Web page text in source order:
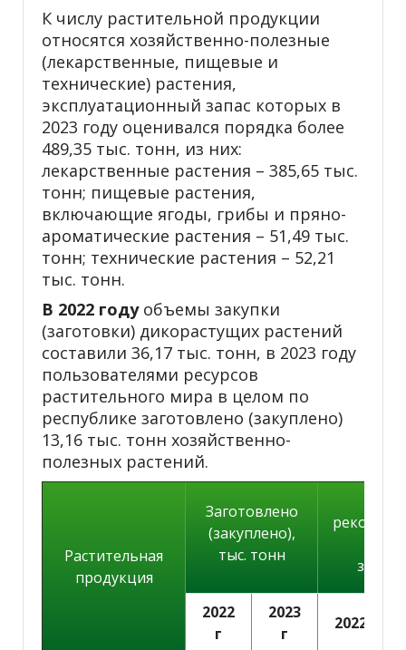
К числу растительной продукции
относятся хозяйственно-полезные
(лекарственные, пищевые и
технические) растения,
эксплуатационный запас которых в
2023 году оценивался порядка более
489,35 тыс. тонн, из них:
лекарственные растения – 385,65 тыс.
тонн; пищевые растения,
включающие ягоды, грибы и пряно-
ароматические растения – 51,49 тыс.
тонн; технические растения – 52,21
тыс. тонн.
В 2022 годуобъемы закупки
(заготовки) дикорастущих растений
составили 36,17 тыс. тонн, в 2023 году
пользователями ресурсов
растительного мира в целом по
республике заготовлено (закуплено)
13,16 тыс. тонн хозяйственно-
полезных растений.
Растительная
продукция
Заготовлено
(закуплено),
тыс. тонн
2022
г
2023
г
2022 г